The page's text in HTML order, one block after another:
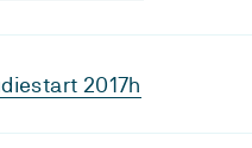
2017h